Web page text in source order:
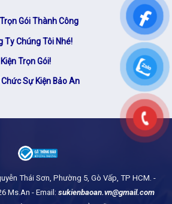
Gói Thành Công
Ty Chúng Tôi Nhé!
Trọn Gói!
Sự Kiện Bảo An
Thái Sơn, Phường 5, Gò Vấp, TP HCM. -
Ms.An - Email: sukienbaoan.vn@gmail.com